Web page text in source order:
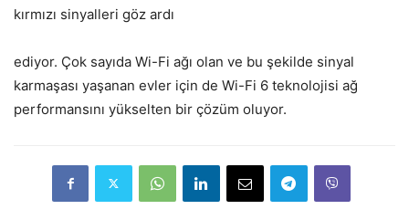
kırmızı sinyalleri göz ardı
ediyor. Çok sayıda Wi-Fi ağı olan ve bu şekilde sinyal
karmaşası yaşanan evler için de Wi-Fi 6 teknolojisi ağ
performansını yükselten bir çözüm oluyor.